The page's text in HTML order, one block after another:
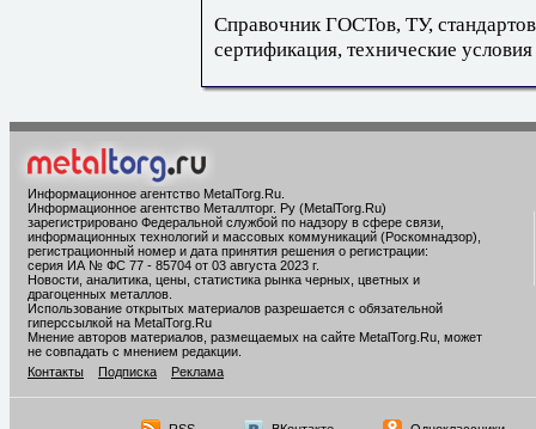
Справочник ГОСТов, ТУ,
сертификация, технические условия
Информационное агентство MetalTorg.Ru
Информационное агентство Металлторг. Ру (MetalTorg.Ru)
зарегистрировано Федеральной службой по надзору в сфере связи,
информационных технологий и массовых коммуникаций (Роскомнадзор),
регистрационный номер и дата принятия решения о регистрации:
серия ИА № ФС 77 - 85704 от 03 августа 2023 г.
Новости, аналитика, цены, статистика рынка черных, цветных и
драгоценных металлов.
Использование открытых материалов разрешается с обязательной
гиперссылкой на MetalTorg.Ru
Мнение авторов материалов, размещаемых на сайте MetalTorg.Ru, может
не совпадать с мнением редакции.
Контакты
Подписка Реклама